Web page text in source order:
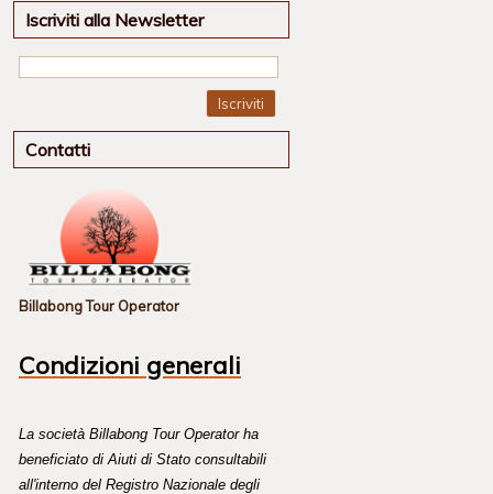
Iscriviti alla Newsletter
Iscriviti
Contatti
Billabong Tour Operator
Condizioni generali
La società Billabong Tour Operator ha
beneficiato di Aiuti di Stato consultabili
all'interno del Registro Nazionale degli